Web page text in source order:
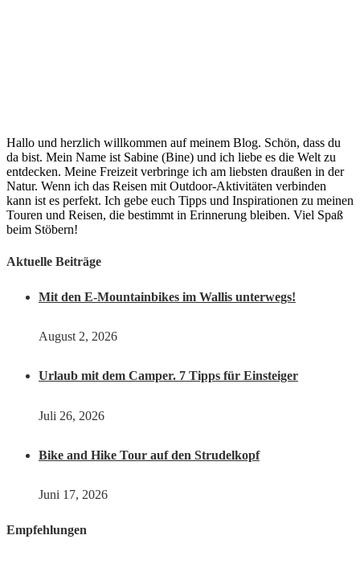
Hallo und herzlich willkommen auf meinem Blog. Schön, dass du
da bist. Mein Name ist Sabine (Bine) und ich liebe es die Welt zu
entdecken. Meine Freizeit verbringe ich am liebsten draußen in der
Natur. Wenn ich das Reisen mit Outdoor-Aktivitäten verbinden
kann ist es perfekt. Ich gebe euch Tipps und Inspirationen zu meinen
Touren und Reisen, die bestimmt in Erinnerung bleiben. Viel Spaß
beim Stöbern!
Aktuelle Beiträge
Mit den E-Mountainbikes im Wallis unterwegs!
August 2, 2026
Urlaub mit dem Camper. 7 Tipps für Einsteiger
Juli 26, 2026
Bike and Hike Tour auf den Strudelkopf
Juni 17, 2026
Empfehlungen